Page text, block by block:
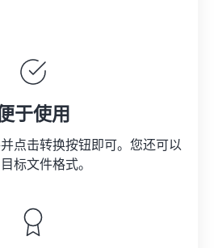
于使用
点击转换按钮即可。您还可以
标文件格式。